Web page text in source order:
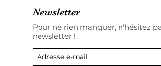
Newsletter
Pour ne rien manquer, n'hésitez
newsletter !